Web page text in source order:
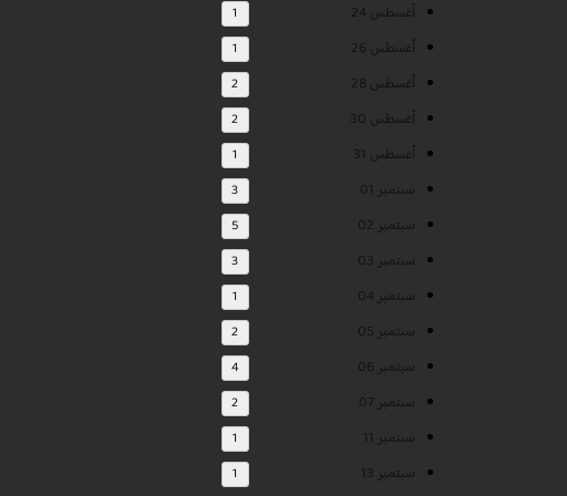
أغسطس 24 1
أغسطس 26 1
أغسطس 28 2
أغسطس 30 2
أغسطس 31 1
سبتمبر 01 3
سبتمبر 02 5
سبتمبر 03 3
سبتمبر 04 1
سبتمبر 05 2
سبتمبر 06 4
سبتمبر 07 2
سبتمبر 11 1
سبتمبر 13 1